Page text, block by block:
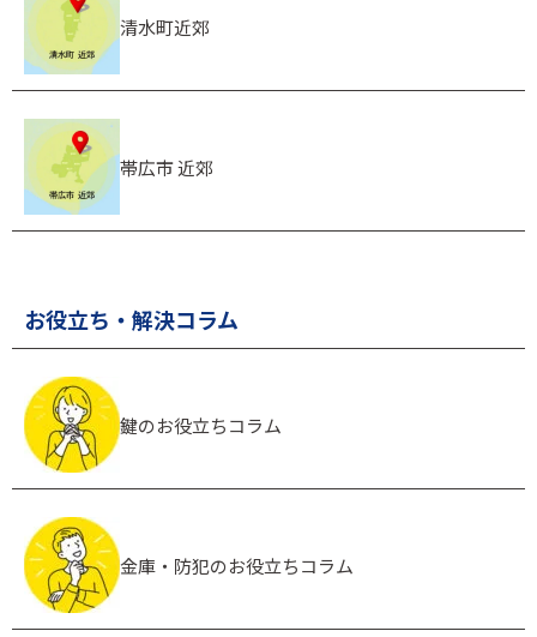
清水町近郊
帯広市 近郊
お役立ち・解決コラム
鍵のお役立ちコラム
金庫・防犯のお役立ちコラム